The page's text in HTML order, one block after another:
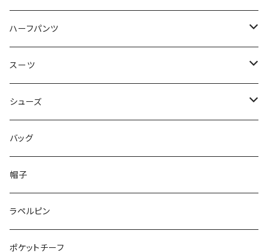
50/XL～
48/L
50/XL～
46/M
48/L
50/XL～
～44/S
46/M
48/L
50/XL～
ハーフパンツ
～44/S
46/M
48/L
50/XL～
スーツ
～44/S
46/M
48/L
50/XL～
シューズ
～25.5cm
26cm～
27cm～
28cm～
バッグ
帽子
ラペルピン
ポケットチーフ